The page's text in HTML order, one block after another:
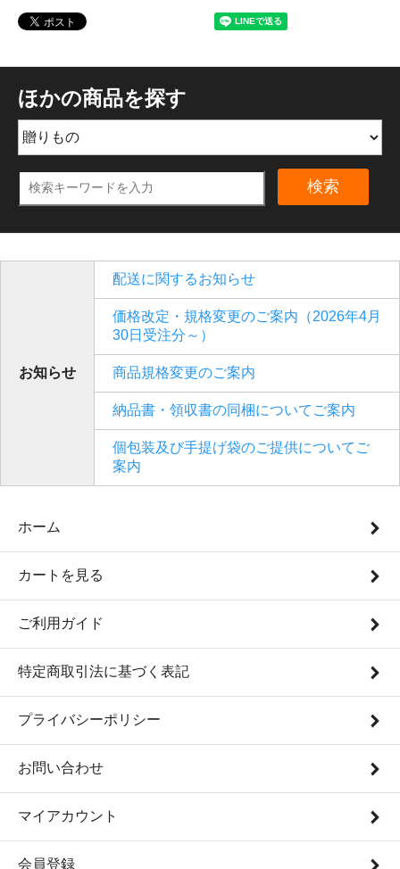
ほかの商品を探す
検索
お知らせ
配送に関するお知らせ
価格改定・規格変更のご案内（2026年4月
30日受注分～）
商品規格変更のご案内
納品書・領収書の同梱についてご案内
個包装及び手提げ袋のご提供についてご
案内
ホーム
カートを見る
ご利用ガイド
特定商取引法に基づく表記
プライバシーポリシー
お問い合わせ
マイアカウント
会員登録